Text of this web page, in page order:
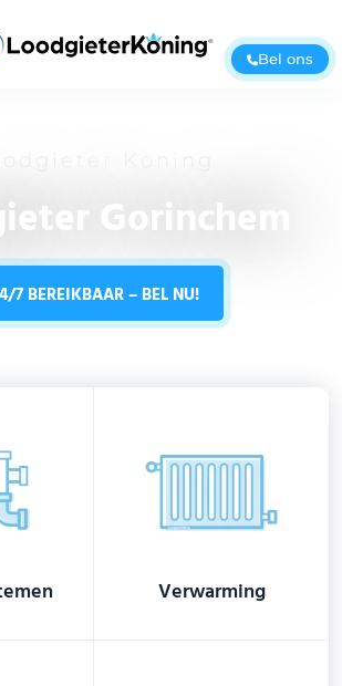
Bel ons
Gorinchem
7 BEREIKBAAR – BEL NU!
Verwarming